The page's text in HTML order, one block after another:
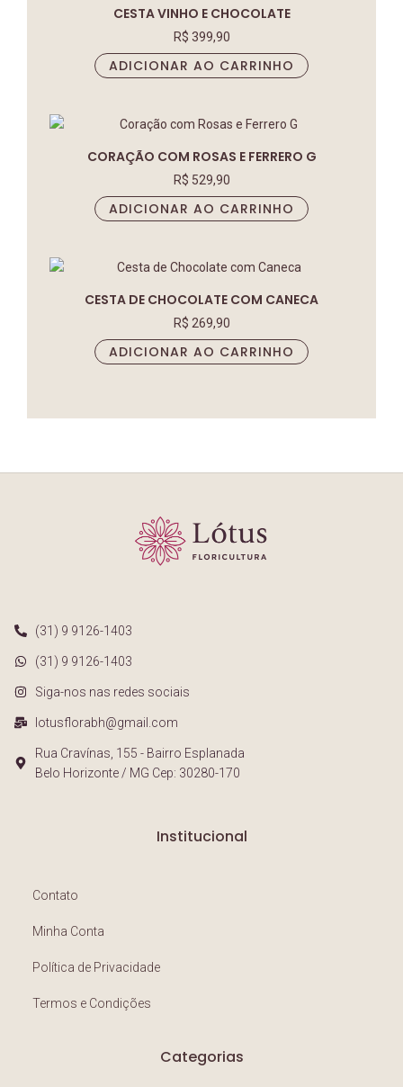
CESTA VINHO E CHOCOLATE
R$ 399,90
ADICIONAR AO CARRINHO
CORAÇÃO COM ROSAS E FERRERO G
R$ 529,90
ADICIONAR AO CARRINHO
CESTA DE CHOCOLATE COM CANECA
R$ 269,90
ADICIONAR AO CARRINHO
(31) 9 9126-1403
(31) 9 9126-1403
Siga-nos nas redes sociais
lotusflorabh@gmail.com
Rua Cravínas, 155 - Bairro Esplanada
Belo Horizonte / MG Cep: 30280-170
Institucional
Contato
Minha Conta
Política de Privacidade
Termos e Condições
Categorias